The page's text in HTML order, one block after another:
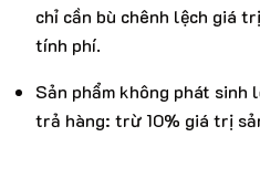
chỉ cần bù chênh lệch giá
tính phí.
Sản phẩm không phát sinh
trả hàng: trừ 10% giá trị